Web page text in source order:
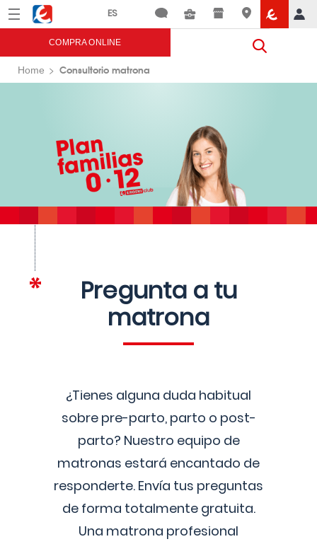
Menú Eroski
COMPRA ONLINE
Home Consultorio matrona
Pregunta a tu
matrona
¿Tienes alguna duda habitual
sobre pre-parto, parto o post-
parto? Nuestro equipo de
matronas estará encantado de
responderte. Envía tus preguntas
de forma totalmente gratuita.
Una matrona profesional